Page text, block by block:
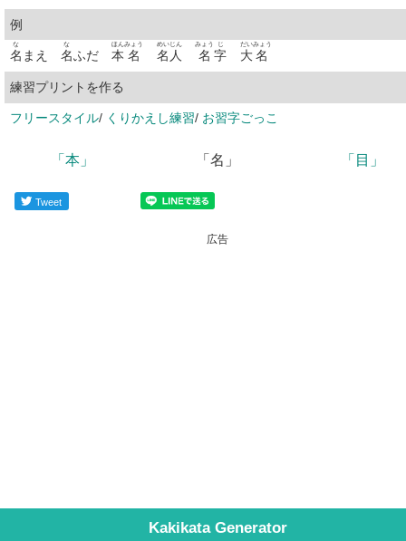
例
名
な
まえ 名
な
ふだ 本
ほん
名
みょう
名
めい
人
じん
名
みょう
字
じ
大
だい
名
みょう
練習プリントを作る
フリースタイル/ くりかえし練習/ お習字ごっこ
「本」 「名」 「目」
Tweet
広告
Kakikata Generator